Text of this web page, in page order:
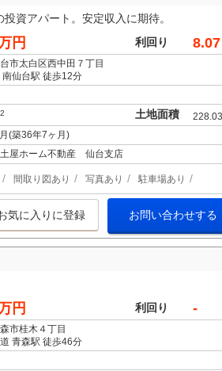
資アパート。安定収入に期待。
円 利回り
市太白区西中田７丁目
南仙台駅 徒歩12分
2 土地面積
(築36年7ヶ月)
屋ホーム不動産 仙台支店
間取り図あり 写真あり 駐車場あり
気に入りに登録 お問い合わせする
円 利回り -
市桂木４丁目
青森駅 徒歩46分